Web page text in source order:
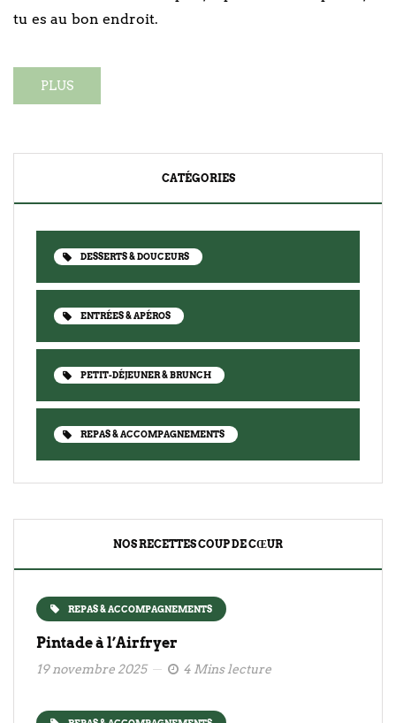
tu es au bon endroit.
PLUS
CATÉGORIES
DESSERTS & DOUCEURS
ENTRÉES & APÉROS
PETIT-DÉJEUNER & BRUNCH
REPAS & ACCOMPAGNEMENTS
NOS RECETTES COUP DE CŒUR
REPAS & ACCOMPAGNEMENTS
Pintade à l’Airfryer
19 novembre 2025 4 Mins lecture